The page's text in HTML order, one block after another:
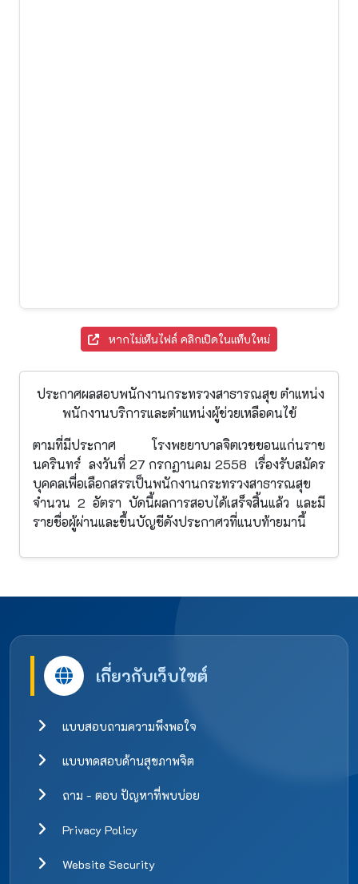
หากไม่เห็นไฟล์ คลิกเปิดในแท็บใหม่
ประกาศผลสอบพนักงานกระทรวงสาธารณสุข ตำแหน่ง
พนักงานบริการและตำแหน่งผู้ช่วยเหลือคนไข้
ตามที่มีประกาศ โรงพยยาบาลจิตเวชขอนแก่นราช
นครินทร์ ลงวันที่ 27 กรกฏานคม 2558 เรื่องรับสมัคร
บุคคลเพื่อเลือกสรรเป็นพนักงานกระทรวงสาธารณสุข
จำนวน 2 อัตรา บัดนี้ผลการสอบได้เสร็จสิ้นแล้ว และมี
รายชื่อผู้ผ่านและขึ้นบัญชีดังประกาศวที่แนบท้ายมานี้
เกี่ยวกับเว็บไซต์
แบบสอบถามความพึงพอใจ
แบบทดสอบด้านสุขภาพจิต
ถาม - ตอบ ปัญหาที่พบบ่อย
Privacy Policy
Website Security